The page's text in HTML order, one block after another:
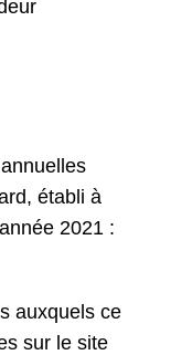
établi à
2021 :
auxquels ce
sur le site